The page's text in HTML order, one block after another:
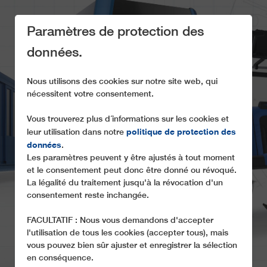
NOS COMPETENCES
Ce qui distingue nos marques et nos procédés
Paramètres de protection des
données.
Nous utilisons des cookies sur notre site web, qui
nécessitent votre consentement.
Vous trouverez plus d´informations sur les cookies et
leur utilisation dans notre politique de protection des
données.
Les paramètres peuvent y être ajustés à tout moment
et le consentement peut donc être donné ou révoqué.
La légalité du traitement jusqu'à la révocation d'un
consentement reste inchangée.
FACULTATIF : Nous vous demandons d'accepter
l'utilisation de tous les cookies (accepter tous), mais
vous pouvez bien sûr ajuster et enregistrer la sélection
en conséquence.